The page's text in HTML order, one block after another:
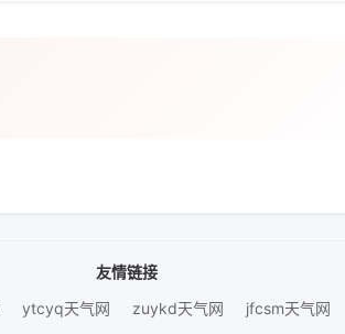
友情链接
ytcyq天气网 zuykd天气网 jfcsm天气网